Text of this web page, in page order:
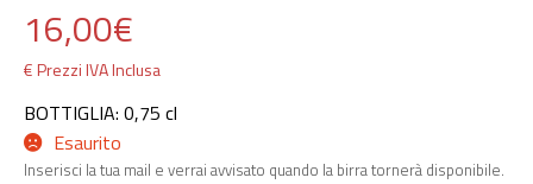
16,00€
€ Prezzi IVA Inclusa
BOTTIGLIA: 0,75 cl
Esaurito
Inserisci la tua mail e verrai avvisato quando la birra tornerà disponibile.